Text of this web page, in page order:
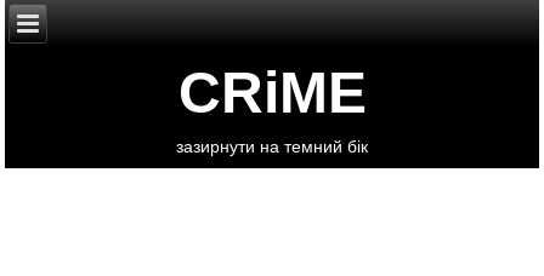
CRiME
зазирнути на темний бік